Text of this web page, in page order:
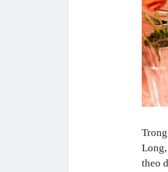
theo